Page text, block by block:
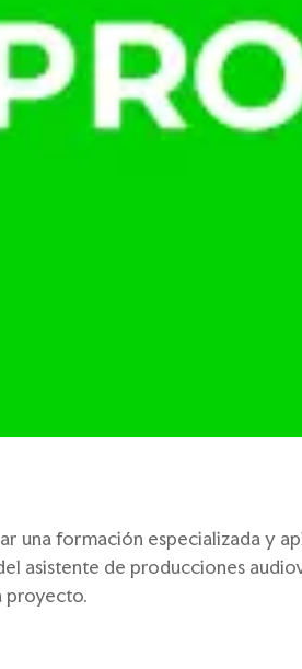
una formación especializada y
asistente de producciones
proyecto.